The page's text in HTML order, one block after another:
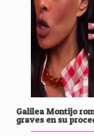
Galilea Montijo
graves en su